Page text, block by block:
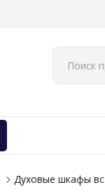
Духовые шкафы